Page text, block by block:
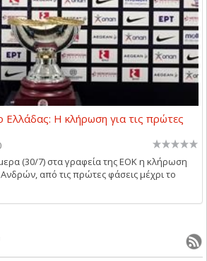
Η κλήρωση για τις πρώτες
(30/7) στα γραφεία της ΕΟΚ η κλήρωση
από τις πρώτες φάσεις μέχρι το